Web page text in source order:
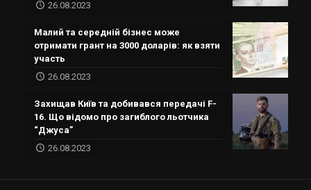
26.08.2023
Малий та середній бізнес може
отримати грант на 3000 доларів: як взяти
участь
26.08.2023
Захищав Київ та добивався передачі F-
16. Що відомо про загиблого льотчика
“Джуса”
26.08.2023